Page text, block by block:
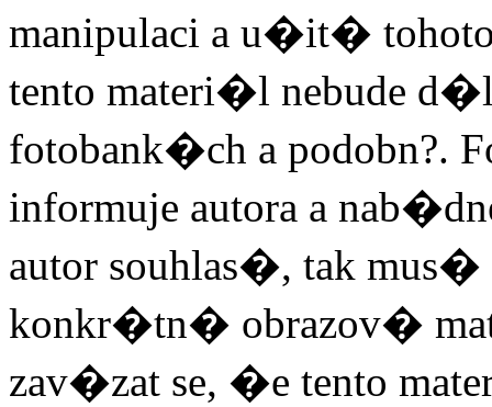
manipulaci a u�it�
tento materi�l nebude
fotobank�ch a podobn?.
informuje autora a
autor souhlas�, tak
konkr�tn� obrazov�
zav�zat se, �e tento